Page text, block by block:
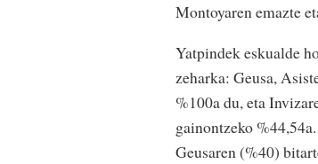
Montoyaren emazte
Yatpindek eskualde
zeharka: Geusa,
%100a du, eta
gainontzeko
Geusaren (%40)